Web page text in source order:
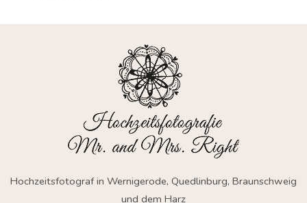
Hochzeitsfotograf in Wernigerode, Quedlinburg, Braunschweig
und dem Harz